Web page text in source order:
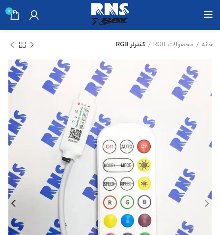
0
خانه محصولات RGB کنترلر RGB